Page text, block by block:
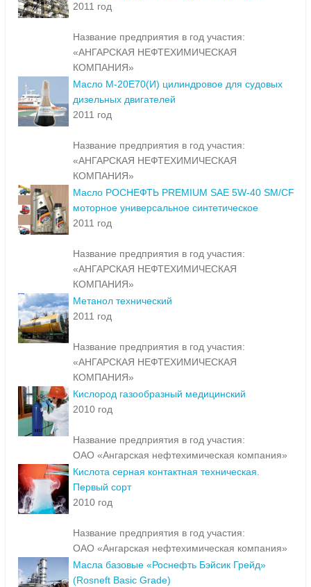
2011 год
Название предприятия в год участия:
«АНГАРСКАЯ НЕФТЕХИМИЧЕСКАЯ
КОМПАНИЯ»
Масло М-20Е70(И) цилиндровое для судовых
дизельных двигателей
2011 год
Название предприятия в год участия:
«АНГАРСКАЯ НЕФТЕХИМИЧЕСКАЯ
КОМПАНИЯ»
Масло РОСНЕФТЬ PREMIUM SAE 5W-40 SM/CF
моторное универсальное синтетическое
2011 год
Название предприятия в год участия:
«АНГАРСКАЯ НЕФТЕХИМИЧЕСКАЯ
КОМПАНИЯ»
Метанол технический
2011 год
Название предприятия в год участия:
«АНГАРСКАЯ НЕФТЕХИМИЧЕСКАЯ
КОМПАНИЯ»
Кислород газообразный медицинский
2010 год
Название предприятия в год участия:
ОАО «Ангарская нефтехимическая компания»
Кислота серная контактная техническая.
Первый сорт
2010 год
Название предприятия в год участия:
ОАО «Ангарская нефтехимическая компания»
Масла базовые «Роснефть Бэйсик Грейд»
(Rosneft Basic Grade)